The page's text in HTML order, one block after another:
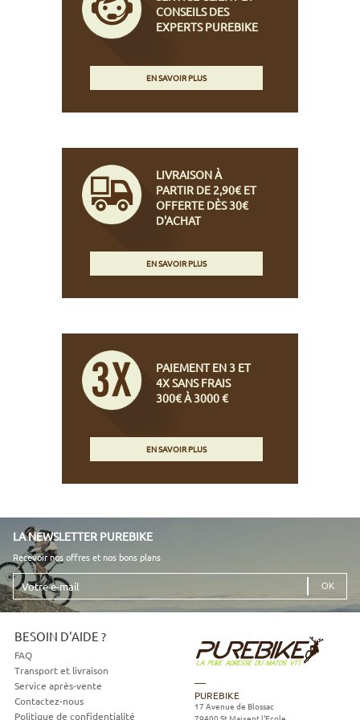
CONSEILS DES
EXPERTS PUREBIKE
EN SAVOIR PLUS
LIVRAISON À
PARTIR DE 2,90€ ET
OFFERTE DÈS 30€
D'ACHAT
EN SAVOIR PLUS
PAIEMENT EN 3 ET
4X SANS FRAIS
300€ À 3000 €
EN SAVOIR PLUS
LA NEWSLETTER PUREBIKE
Recevoir nos offres et nos bons plans
Votre
e-
mail
BESOIN D'AIDE ?
FAQ
Transport et livraison
Service après-vente
Contactez-nous
Politique de confidentialité
PUREBIKE
17 Avenue de Blossac